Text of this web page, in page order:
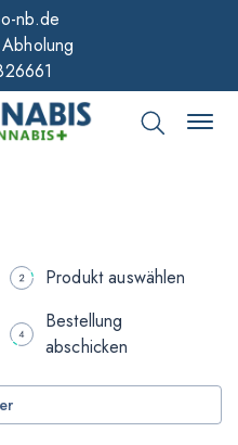
nb.de
Produkt auswählen
Bestellung
abschicken